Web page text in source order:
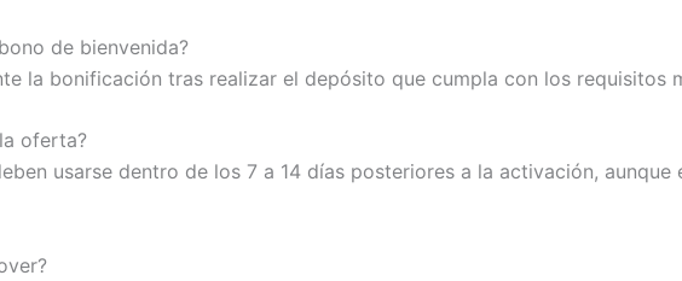
de bienvenida?
la bonificación tras realizar el depósito que cumpla con los requisitos
oferta?
usarse dentro de los 7 a 14 días posteriores a la activación,